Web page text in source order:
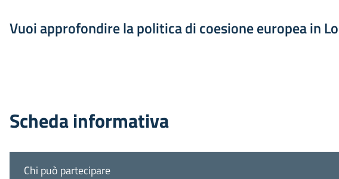
Vuoi approfondire la politica di coesione europea in
Scheda informativa
Chi può partecipare